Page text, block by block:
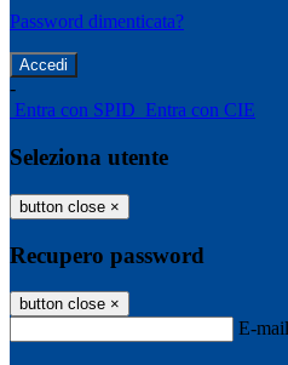
Password dimenticata?
-
Entra con SPID Entra con CIE
Seleziona utente
button close ×
Recupero password
button close ×
E-mail